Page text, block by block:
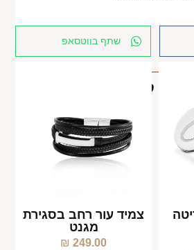
שתף בווטסאפ
קשורים
צמיד עור רחב בסגירת
מגנט
249.00
₪